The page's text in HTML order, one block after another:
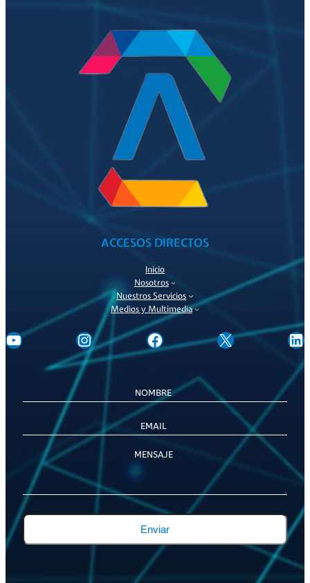
ACCESOS DIRECTOS
Inicio
Nosotros
Nuestros Servicios
Medios y Multimedia
@ExportaChile@asexma_chile
Asexma @asexma-chile-a-g
Enviar